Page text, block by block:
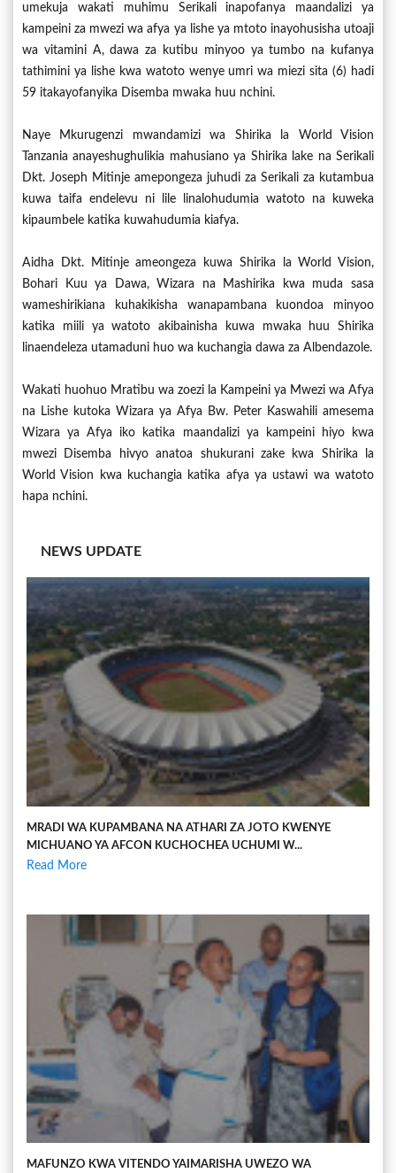
umekuja wakati muhimu Serikali inapofanya maandalizi ya
kampeini za mwezi wa afya ya lishe ya mtoto inayohusisha utoaji
wa vitamini A, dawa za kutibu minyoo ya tumbo na kufanya
tathimini ya lishe kwa watoto wenye umri wa miezi sita (6) hadi
59 itakayofanyika Disemba mwaka huu nchini.
Naye Mkurugenzi mwandamizi wa Shirika la World Vision
Tanzania anayeshughulikia mahusiano ya Shirika lake na Serikali
Dkt. Joseph Mitinje amepongeza juhudi za Serikali za kutambua
kuwa taifa endelevu ni lile linalohudumia watoto na kuweka
kipaumbele katika kuwahudumia kiafya.
Aidha Dkt. Mitinje ameongeza kuwa Shirika la World Vision,
Bohari Kuu ya Dawa, Wizara na Mashirika kwa muda sasa
wameshirikiana kuhakikisha wanapambana kuondoa minyoo
katika miili ya watoto akibainisha kuwa mwaka huu Shirika
linaendeleza utamaduni huo wa kuchangia dawa za Albendazole.
Wakati huohuo Mratibu wa zoezi la Kampeini ya Mwezi wa Afya
na Lishe kutoka Wizara ya Afya Bw. Peter Kaswahili amesema
Wizara ya Afya iko katika maandalizi ya kampeini hiyo kwa
mwezi Disemba hivyo anatoa shukurani zake kwa Shirika la
World Vision kwa kuchangia katika afya ya ustawi wa watoto
hapa nchini.
NEWS UPDATE
MRADI WA KUPAMBANA NA ATHARI ZA JOTO KWENYE
MICHUANO YA AFCON KUCHOCHEA UCHUMI W...
Read More
MAFUNZO KWA VITENDO YAIMARISHA UWEZO WA